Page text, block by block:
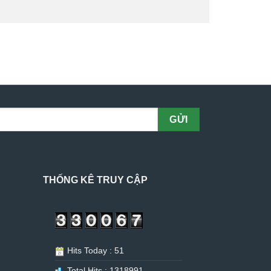
THỐNG KÊ TRUY CẬP
Hits Today : 51